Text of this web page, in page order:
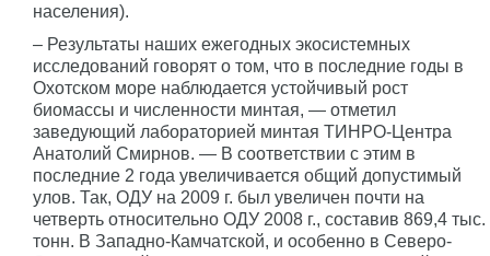
населения).
– Результаты наших ежегодных экосистемных
исследований говорят о том, что в последние годы в
Охотском море наблюдается устойчивый рост
биомассы и численности минтая, — отметил
заведующий лабораторией минтая ТИНРО-Центра
Анатолий Смирнов. — В соответствии с этим в
последние 2 года увеличивается общий допустимый
улов. Так, ОДУ на 2009 г. был увеличен почти на
четверть относительно ОДУ 2008 г., составив 869,4 тыс.
тонн. В Западно-Камчатской, и особенно в Северо-